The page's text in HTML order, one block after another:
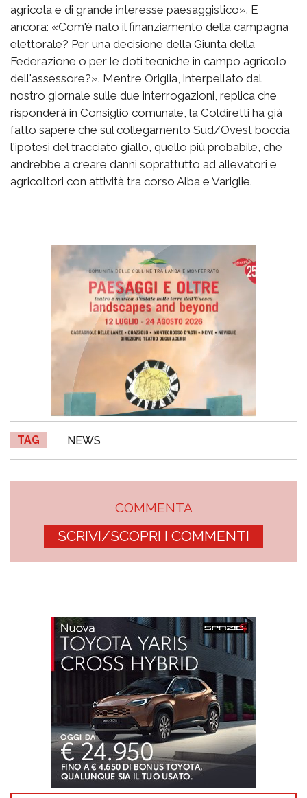
agricola e di grande interesse paesaggistico». E
ancora: «Com'è nato il finanziamento della campagna
elettorale? Per una decisione della Giunta della
Federazione o per le doti tecniche in campo agricolo
dell'assessore?». Mentre Origlia, interpellato dal
nostro giornale sulle due interrogazioni, replica che
risponderà in Consiglio comunale, la Coldiretti ha già
fatto sapere che sul collegamento Sud/Ovest boccia
l'ipotesi del tracciato giallo, quello più probabile, che
andrebbe a creare danni soprattutto ad allevatori e
agricoltori con attività tra corso Alba e Variglie.
TAG NEWS
COMMENTA
SCRIVI/SCOPRI I COMMENTI